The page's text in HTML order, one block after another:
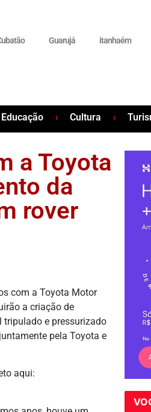
Guarujá itanhaém
Educação Cultura
a Toyota
da
rover
com a Toyota Motor
a criação de
tripulado e pressurizado
pela Toyota e
aqui: